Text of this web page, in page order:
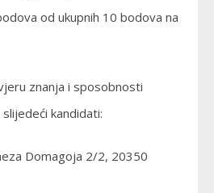
od ukupnih 10 bodova na
znanja i sposobnosti
kandidati:
Domagoja 2/2, 20350